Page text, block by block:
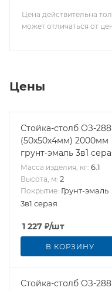
Цена действительна
может отличаться от
Цены
Стойка-столб ОЗ-288
(50х50х4мм) 2000мм
грунт-эмаль 3в1
Масса изделия, кг: 6.1
Высота, м: 2
Покрытие: Грунт-эмаль
3в1 серая
1 227 ₽/шт
В КОРЗИНУ
Стойка-столб ОЗ-288